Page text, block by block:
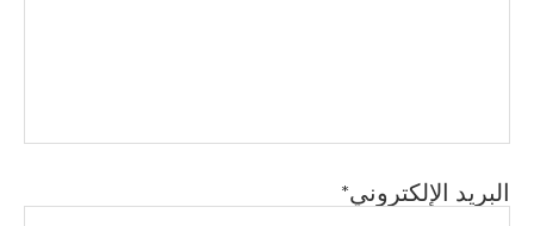
البريد الإلكتروني